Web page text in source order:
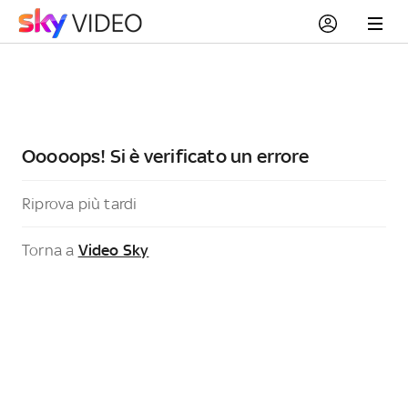
Ooooops! Si è verificato un errore
Riprova più tardi
Torna a Video Sky